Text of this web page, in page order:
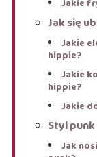
Jakie
Jak się
Jakie
hippie?
Jakie
hippie?
Jakie
Styl
Jak